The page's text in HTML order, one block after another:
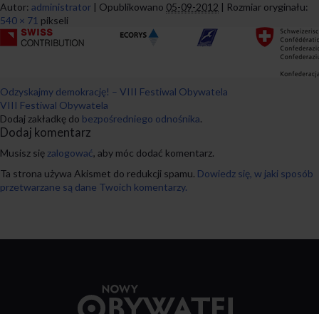
Autor: administrator | Opublikowano 05-09-2012 | Rozmiar oryginału:
540 × 71 pikseli
Odzyskajmy demokrację! – VIII Festiwal Obywatela
VIII Festiwal Obywatela
Dodaj zakładkę do bezpośredniego odnośnika.
Dodaj komentarz
Musisz się zalogować, aby móc dodać komentarz.
Ta strona używa Akismet do redukcji spamu. Dowiedz się, w jaki sposób
przetwarzane są dane Twoich komentarzy.